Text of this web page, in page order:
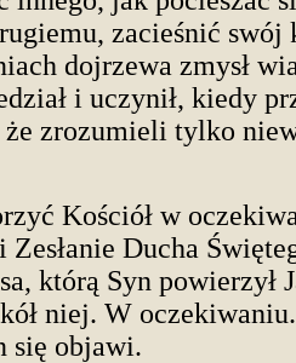
zacieśnić swój
dojrzewa zmysł
i uczynił, kiedy
zrozumieli tylko
Kościół w
Ducha
którą Syn powierzył
niej. W
się objawi.